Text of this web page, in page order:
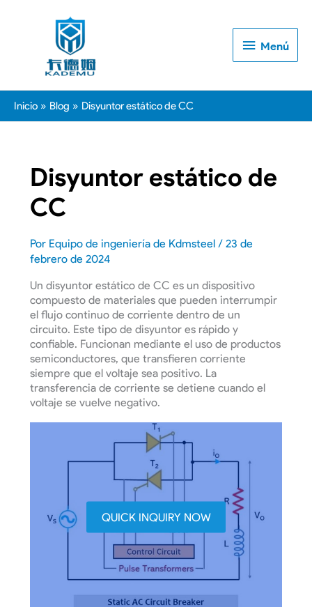
Menú
Menú
Inicio Blog Disyuntor estático de CC
Disyuntor estático de
CC
Por Equipo de ingeniería de Kdmsteel/23 de
febrero de 2024
Un disyuntor estático de CC es un dispositivo
compuesto de materiales que pueden interrumpir
el flujo continuo de corriente dentro de un
circuito. Este tipo de disyuntor es rápido y
confiable. Funcionan mediante el uso de productos
semiconductores, que transfieren corriente
siempre que el voltaje sea positivo. La
transferencia de corriente se detiene cuando el
voltaje se vuelve negativo.
QUICK INQUIRY NOW